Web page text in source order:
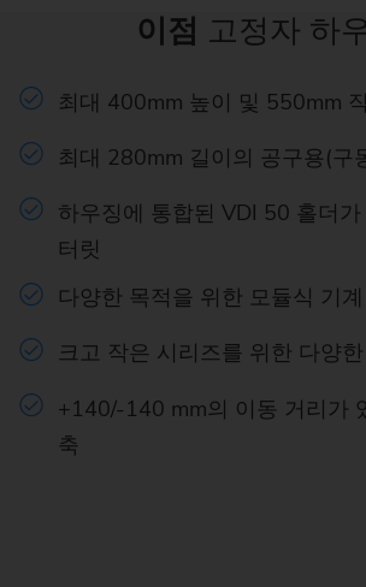
이점 고정자 하
최대 400mm 높이 및 550mm
최대 280mm 길이의 공구용(구
하우징에 통합된 VDI 50 홀더
터릿
다양한 목적을 위한 모듈식 기
크고 작은 시리즈를 위한 다양
+140/-140 mm의 이동 거리가
축